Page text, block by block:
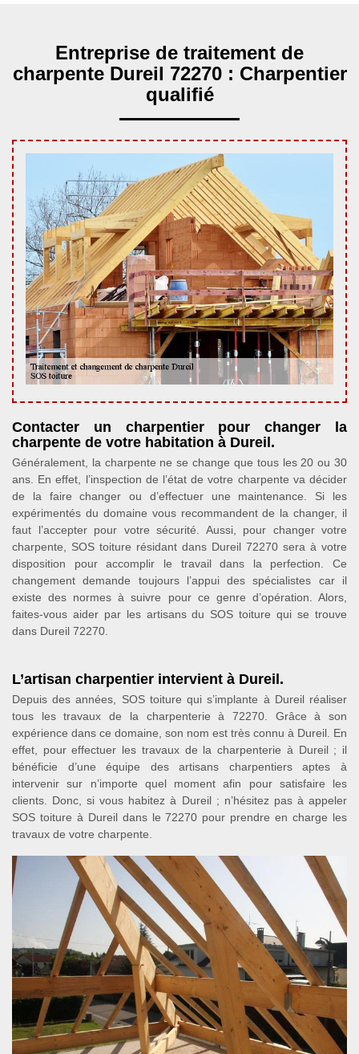
Entreprise de traitement de
charpente Dureil 72270 : Charpentier
qualifié
Contacter un charpentier pour changer la
charpente de votre habitation à Dureil.
Généralement, la charpente ne se change que tous les 20 ou 30
ans. En effet, l’inspection de l’état de votre charpente va décider
de la faire changer ou d’effectuer une maintenance. Si les
expérimentés du domaine vous recommandent de la changer, il
faut l’accepter pour votre sécurité. Aussi, pour changer votre
charpente, SOS toiture résidant dans Dureil 72270 sera à votre
disposition pour accomplir le travail dans la perfection. Ce
changement demande toujours l’appui des spécialistes car il
existe des normes à suivre pour ce genre d’opération. Alors,
faites-vous aider par les artisans du SOS toiture qui se trouve
dans Dureil 72270.
L’artisan charpentier intervient à Dureil.
Depuis des années, SOS toiture qui s’implante à Dureil réaliser
tous les travaux de la charpenterie à 72270. Grâce à son
expérience dans ce domaine, son nom est très connu à Dureil. En
effet, pour effectuer les travaux de la charpenterie à Dureil ; il
bénéficie d’une équipe des artisans charpentiers aptes à
intervenir sur n’importe quel moment afin pour satisfaire les
clients. Donc, si vous habitez à Dureil ; n’hésitez pas à appeler
SOS toiture à Dureil dans le 72270 pour prendre en charge les
travaux de votre charpente.